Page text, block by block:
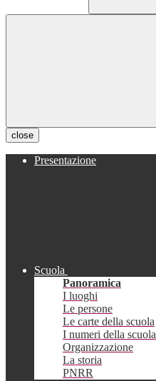
close
Presentazione
Scuola
Panoramica
I luoghi
Le persone
Le carte della scuola
I numeri della scuola
Organizzazione
La storia
PNRR